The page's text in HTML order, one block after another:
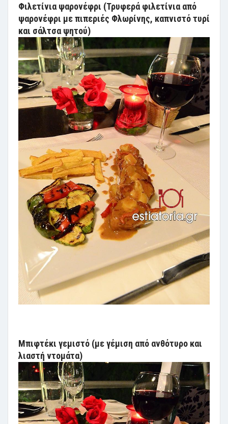
Φιλετίνια ψαρονέφρι (Τρυφερά φιλετίνια από
ψαρονέφρι με πιπεριές Φλωρίνης, καπνιστό τυρί
και σάλτσα ψητού)
Μπιφτέκι γεμιστό (με γέμιση από ανθότυρο και
λιαστή ντομάτα)